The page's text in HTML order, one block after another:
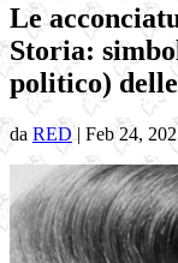
Le
Storia:
politico)
da RED | Feb 24,